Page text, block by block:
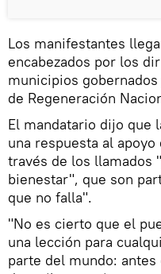
Los manifestantes
encabezados por los
municipios
de Regeneración
El mandatario dijo que
una respuesta al
través de los llamados
bienestar", que son
que no falla".
"No es cierto que el
una lección para
parte del mundo: